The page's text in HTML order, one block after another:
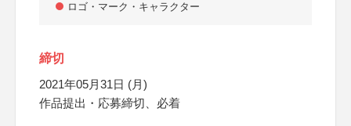
ロゴ・マーク・キャラクター
締切
2021年05月31日 (月)
作品提出・応募締切、必着